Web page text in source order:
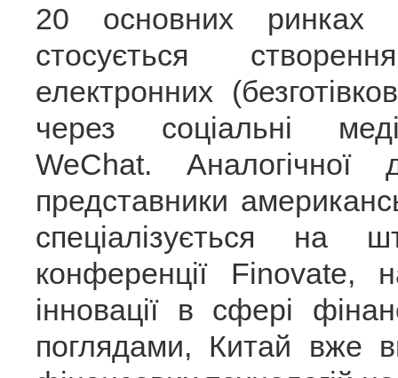
20 основних ринках
стосується
електронних
через соціальні
WeChat. Аналогічної
представники
спеціалізується на
конференції Finovate,
інновації в сфері
поглядами, Китай вже